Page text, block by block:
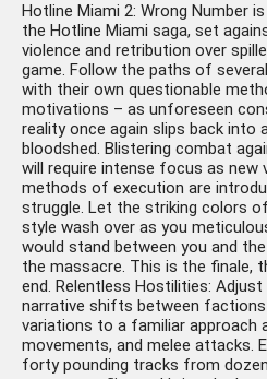
Hotline Miami 2:
Number - Digital
Edition
Hotline Miami 2:
Number - Digital
Edition
Hotline Miami 2: Wrong Number
the Hotline Miami saga, set
violence and retribution over
game. Follow the paths of
with their own questionable
motivations – as unforeseen
reality once again slips back into
bloodshed. Blistering combat
will require intense focus as new
methods of execution are
struggle. Let the striking colors
style wash over as you
would stand between you and
the massacre. This is the finale,
end. Relentless Hostilities:
narrative shifts between factions
variations to a familiar approach
movements, and melee attacks.
forty pounding tracks from